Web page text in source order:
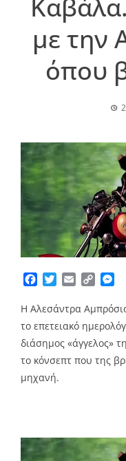
με την
όπου
Facebook
TwitterEmailCopy
Η Αλεσάντρα
το επετειακό
διάσημος «άγγελος»
το κόνσεπτ που της
μηχανή.